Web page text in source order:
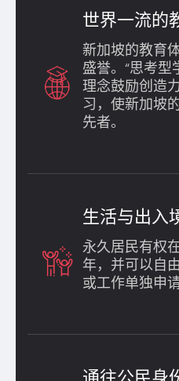
世界一流的
新加坡的教育
盛誉。“思考型
理念鼓励创造
习，使新加坡
先者。
生活与出入
永久居民有权
年，并可以自
或工作单独申